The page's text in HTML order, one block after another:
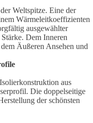
Weltspitze. Eine der
Wärmeleitkoeffizienten
ausgewählter
Dem Inneren
Äußeren Ansehen und
aus
Die doppelseitige
der schönsten